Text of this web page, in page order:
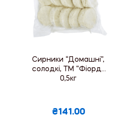
Сирники “Домашні”,
солодкі, ТМ “Фіорд”,
0,5кг
₴141.00